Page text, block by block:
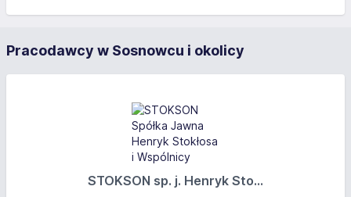
Pracodawcy w Sosnowcu i okolicy
STOKSON sp. j. Henryk Sto...